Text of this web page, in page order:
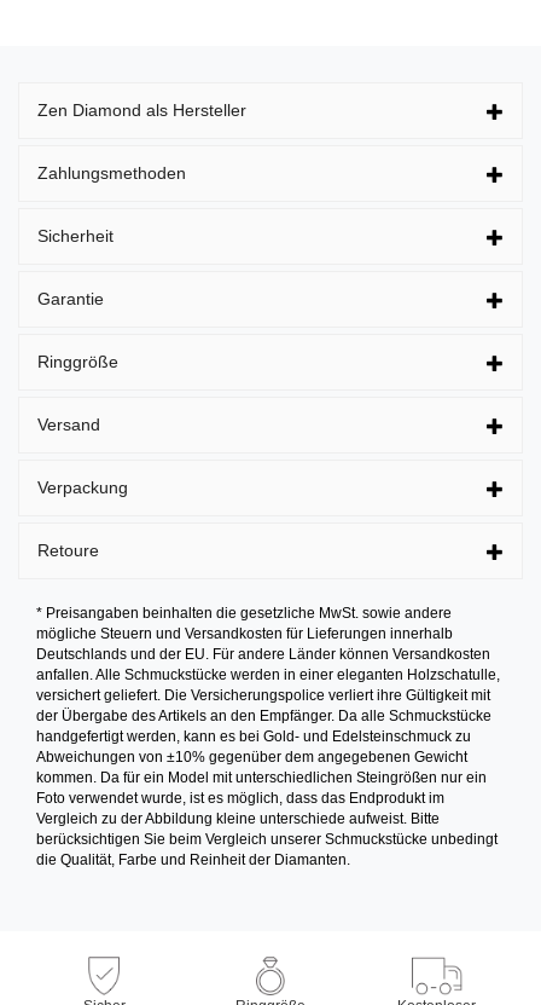
Zen Diamond als Hersteller
Zahlungsmethoden
Sicherheit
Garantie
Ringgröße
Versand
Verpackung
Retoure
* Preisangaben beinhalten die gesetzliche MwSt. sowie andere
mögliche Steuern und Versandkosten für Lieferungen innerhalb
Deutschlands und der EU. Für andere Länder können Versandkosten
anfallen. Alle Schmuckstücke werden in einer eleganten Holzschatulle,
versichert geliefert. Die Versicherungspolice verliert ihre Gültigkeit mit
der Übergabe des Artikels an den Empfänger. Da alle Schmuckstücke
handgefertigt werden, kann es bei Gold- und Edelsteinschmuck zu
Abweichungen von ±10% gegenüber dem angegebenen Gewicht
kommen. Da für ein Model mit unterschiedlichen Steingrößen nur ein
Foto verwendet wurde, ist es möglich, dass das Endprodukt im
Vergleich zu der Abbildung kleine unterschiede aufweist. Bitte
berücksichtigen Sie beim Vergleich unserer Schmuckstücke unbedingt
die Qualität, Farbe und Reinheit der Diamanten.